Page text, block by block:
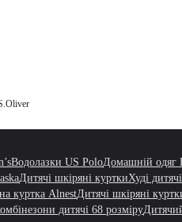
Водолазки US PoloДомашній одяг
Дитячі шкіряні курткиХуді
куртка AlnestДитячі шкіряні
дитячі 68 розміру